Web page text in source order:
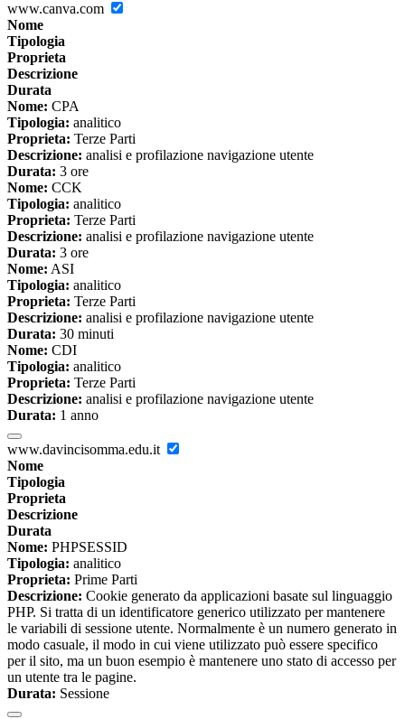
www.canva.com
Nome
Tipologia
Proprieta
Descrizione
Durata
Nome: CPA
Tipologia: analitico
Proprieta: Terze Parti
Descrizione: analisi e profilazione navigazione utente
Durata: 3 ore
Nome: CCK
Tipologia: analitico
Proprieta: Terze Parti
Descrizione: analisi e profilazione navigazione utente
Durata: 3 ore
Nome: ASI
Tipologia: analitico
Proprieta: Terze Parti
Descrizione: analisi e profilazione navigazione utente
Durata: 30 minuti
Nome: CDI
Tipologia: analitico
Proprieta: Terze Parti
Descrizione: analisi e profilazione navigazione utente
Durata: 1 anno
www.davincisomma.edu.it
Nome
Tipologia
Proprieta
Descrizione
Durata
Nome: PHPSESSID
Tipologia: analitico
Proprieta: Prime Parti
Descrizione: Cookie generato da applicazioni basate sul linguaggio
PHP. Si tratta di un identificatore generico utilizzato per mantenere
le variabili di sessione utente. Normalmente è un numero generato in
modo casuale, il modo in cui viene utilizzato può essere specifico
per il sito, ma un buon esempio è mantenere uno stato di accesso per
un utente tra le pagine.
Durata: Sessione